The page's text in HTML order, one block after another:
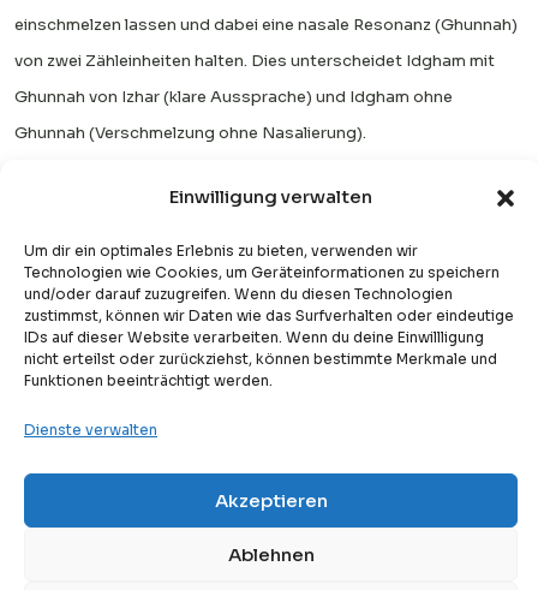
Einwilligung verwalten
Um dir ein optimales Erlebnis zu bieten, verwenden wir
Technologien wie Cookies, um Geräteinformationen zu speichern
und/oder darauf zuzugreifen. Wenn du diesen Technologien
zustimmst, können wir Daten wie das Surfverhalten oder eindeutige
IDs auf dieser Website verarbeiten. Wenn du deine Einwillligung
nicht erteilst oder zurückziehst, können bestimmte Merkmale und
Funktionen beeinträchtigt werden.
Dienste verwalten
Akzeptieren
Ablehnen
einschmelzen lassen und dabei eine nasale Resonanz (Ghunnah)
von zwei Zähleinheiten halten. Dies unterscheidet Idgham mit
Ghunnah von Izhar (klare Aussprache) und Idgham ohne
Ghunnah (Verschmelzung ohne Nasalierung).
größerer Genauigkeit rezitieren, häufige Tajweed-Fehler
vermeiden und die präzise Art und Weise ehren, in der Allahs
Worte offenbart und überliefert wurden.
Ob du ein Anfänger bist, der sein Fundament aufbaut, oder ein
ein bedeutungsvoller und lohnender Schritt auf deiner
Koranischen Reise.
Kostenlose Probestunde